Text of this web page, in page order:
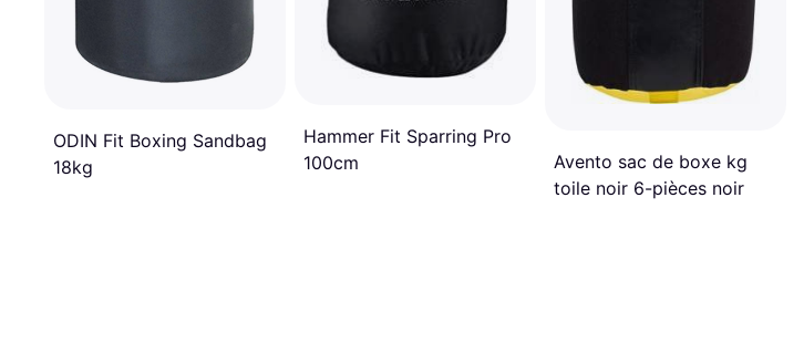
ODIN Fit Boxing Sandbag
18kg
Hammer Fit Sparring Pro
100cm
Avento sac de boxe kg
toile noir 6-pièces noir